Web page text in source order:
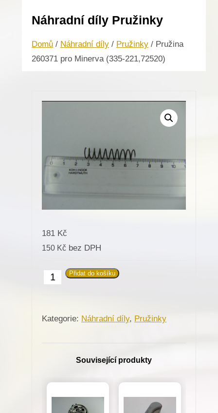
Náhradní díly Pružinky
Domů / Náhradní díly / Pružinky / Pružina
260371 pro Minerva (335-221,72520)
181 Kč
150 Kč bez DPH
Pružina
Minerva
množství
Přidat do košíku
Kategorie: Náhradní díly, Pružinky
Související produkty